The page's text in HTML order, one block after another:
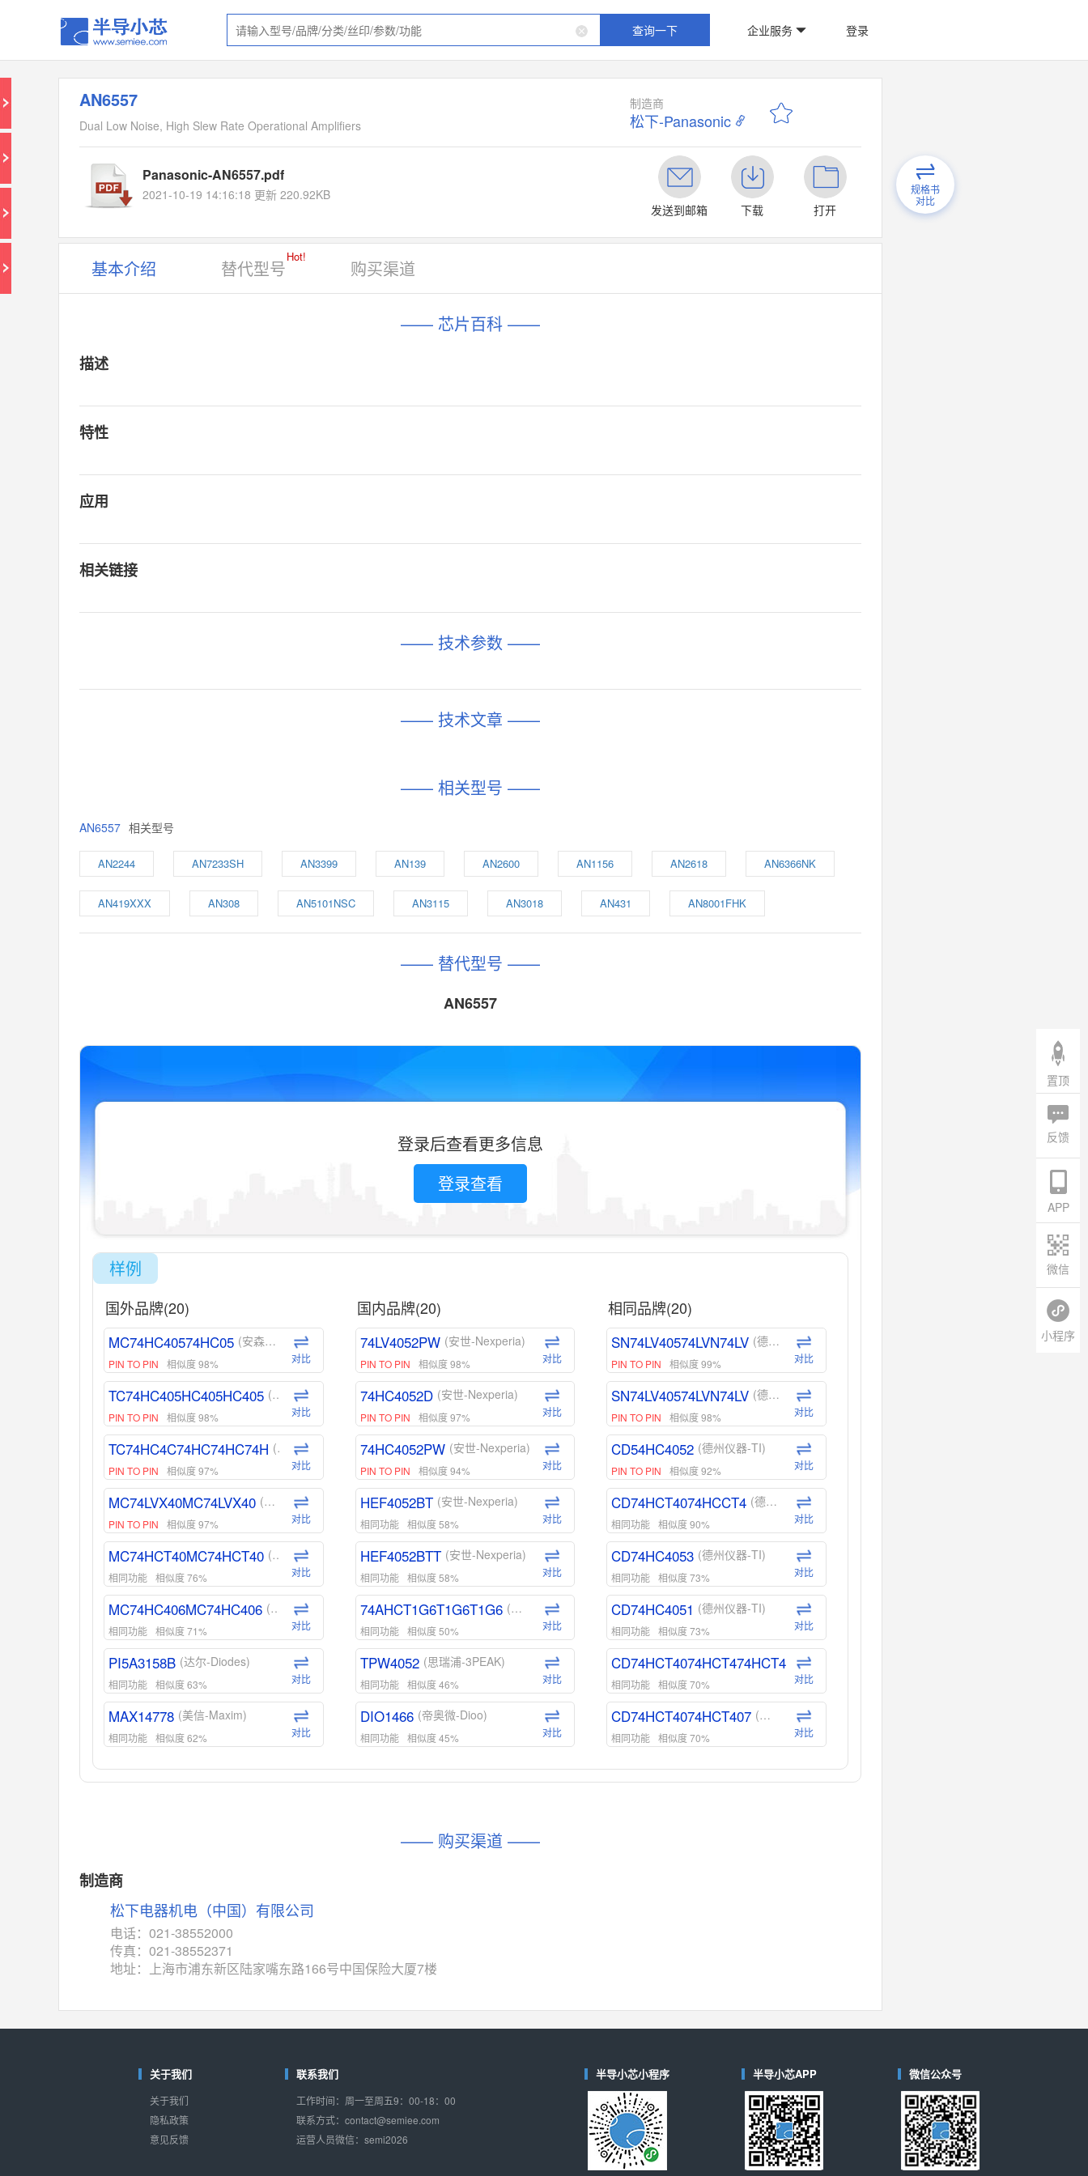
查询一下 企业服务 登录
AN6557
Dual Low Noise, High Slew Rate Operational Amplifiers
制造商
松下-Panasonic
Panasonic-AN6557.pdf
2021-10-19 14:16:18 更新 220.92KB
发送到邮箱
下载 打开
规格书
对比
基本介绍 替代型号
Hot!
购买渠道
—— 芯片百科 ——
描述
特性
应用
相关链接
—— 技术参数 ——
—— 技术文章 ——
—— 相关型号 ——
AN6557 相关型号
AN2244 AN7233SH AN3399 AN139 AN2600 AN1156 AN2618 AN6366NK
AN419XXX AN308 AN5101NSC AN3115 AN3018 AN431 AN8001FHK
—— 替代型号 ——
AN6557
登录后查看更多信息
登录查看
样例
国外品牌(20)
MC74HC40574HC05 (安森美-ON)
PIN TO PIN 相似度 98% 对比
TC74HC405HC405HC405 (东芝-Toshiba)
PIN TO PIN 相似度 98% 对比
TC74HC4C74HC74HC74H (东芝-Toshiba)
PIN TO PIN 相似度 97% 对比
MC74LVX40MC74LVX40 (安森美-ON)
PIN TO PIN 相似度 97% 对比
MC74HCT40MC74HCT40 (安森美-ON)
相同功能 相似度 76% 对比
MC74HC406MC74HC406 (安森美-ON)
相同功能 相似度 71% 对比
PI5A3158B (达尔-Diodes)
相同功能 相似度 63% 对比
MAX14778 (美信-Maxim)
相同功能 相似度 62% 对比
ADG1439 (亚德诺-ADI)
对比
MAX14760
M74HC4852 (意法-ST)
相同功能 相似度 52%
对比
ADG784 (亚德诺-ADI)
国内品牌(20)
74LV4052PW (安世-Nexperia)
PIN TO PIN 相似度 98% 对比
74HC4052D (安世-Nexperia)
PIN TO PIN 相似度 97% 对比
74HC4052PW (安世-Nexperia)
PIN TO PIN 相似度 94% 对比
HEF4052BT (安世-Nexperia)
相同功能 相似度 58% 对比
HEF4052BTT (安世-Nexperia)
相同功能 相似度 58% 对比
74AHCT1G6T1G6T1G6 (安世-Nexperia)
相同功能 相似度 50% 对比
TPW4052 (思瑞浦-3PEAK)
相同功能 相似度 46% 对比
DIO1466 (帝奥微-Dioo)
相同功能 相似度 45% 对比
DIO1159 (帝奥微-Dioo)
对比
相似度 44%
SGM48753
相同品牌(20)
SN74LV40574LVN74LV (德州仪器-TI)
PIN TO PIN 相似度 99% 对比
SN74LV40574LVN74LV (德州仪器-TI)
PIN TO PIN 相似度 98% 对比
CD54HC4052 (德州仪器-TI)
PIN TO PIN 相似度 92% 对比
CD74HCT4074HCCT4 (德州仪器-TI)
相同功能 相似度 90% 对比
CD74HC4053 (德州仪器-TI)
相同功能 相似度 73% 对比
CD74HC4051 (德州仪器-TI)
相同功能 相似度 73% 对比
CD74HCT4074HCT474HCT4 (德州仪器-TI)
相同功能 相似度 70% 对比
CD74HCT4074HCT407 (德州仪器-TI)
相同功能 相似度 70% 对比
CD74HCT4D74HDCT40 (德州仪器-TI)
对比
—— 购买渠道 ——
制造商
松下电器机电（中国）有限公司
电话：021-38552000
传真：021-38552371
地址：上海市浦东新区陆家嘴东路166号中国保险大厦7楼
关于我们
关于我们
隐私政策
意见反馈
联系我们
工作时间：周一至周五9：00-18：00
联系方式：contact@semiee.com
运营人员微信：semi2026
半导小芯小程序 半导小芯APP 微信公众号
置顶
反馈
APP
微信
小程序